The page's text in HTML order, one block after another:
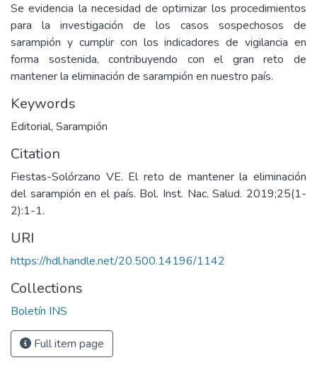
Se evidencia la necesidad de optimizar los procedimientos
para la investigación de los casos sospechosos de
sarampión y cumplir con los indicadores de vigilancia en
forma sostenida, contribuyendo con el gran reto de
mantener la eliminación de sarampión en nuestro país.
Keywords
Editorial, Sarampión
Citation
Fiestas-Solórzano VE. El reto de mantener la eliminación
del sarampión en el país. Bol. Inst. Nac. Salud. 2019;25(1-
2):1-1.
URI
https://hdl.handle.net/20.500.14196/1142
Collections
Boletín INS
Full item page